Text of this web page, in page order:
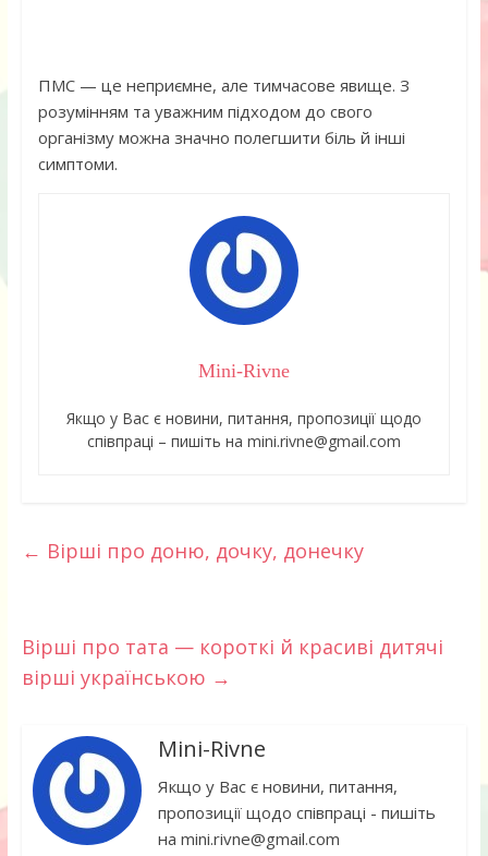
ПМС — це неприємне, але тимчасове явище. З
розумінням та уважним підходом до свого
організму можна значно полегшити біль й інші
симптоми.
Mini-Rivne
Якщо у Вас є новини, питання, пропозиції щодо
співпраці – пишіть на mini.rivne@gmail.com
← Вірші про доню, дочку, донечку
Вірші про тата — короткі й красиві дитячі
вірші українською →
Mini-Rivne
Якщо у Вас є новини, питання,
пропозиції щодо співпраці - пишіть
на mini.rivne@gmail.com